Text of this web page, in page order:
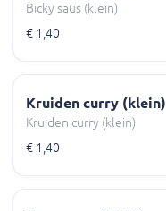
Bicky saus (klein)
€ 1,40
Kruiden curry (klein)
Kruiden curry (klein)
€ 1,40